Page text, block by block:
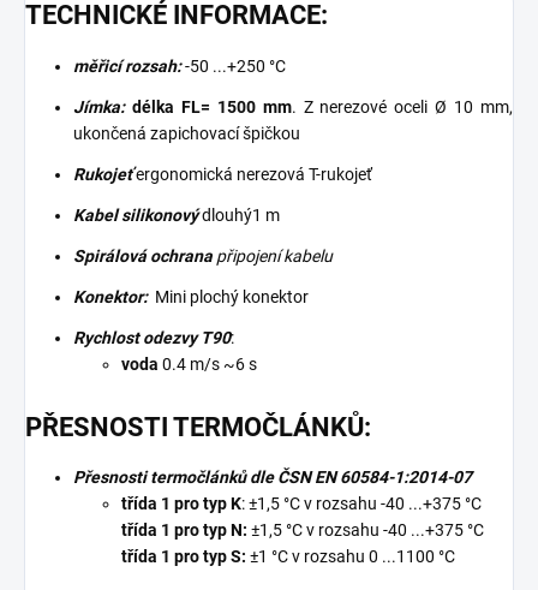
TECHNICKÉ INFORMACE:
měřicí rozsah:-50 ...+250 °C
Jímka: délka FL= 1500 mm. Z nerezové oceli Ø 10 mm,
ukončená zapichovací špičkou
Rukojeťergonomická nerezová T-rukojeť
Kabel silikonovýdlouhý1 m
Spirálová ochrana připojení kabelu
Konektor:Mini plochý konektor
Rychlost odezvy T90:
voda 0.4 m/s ~6 s
PŘESNOSTI TERMOČLÁNKŮ:
Přesnosti termočlánků dle ČSN EN 60584-1:2014-07
třída 1 pro typ K: ±1,5 °C v rozsahu -40 ...+375 °C
třída 1 pro typ N: ±1,5 °C v rozsahu -40 ...+375 °C
třída 1 pro typ S: ±1 °C v rozsahu 0 ...1100 °C